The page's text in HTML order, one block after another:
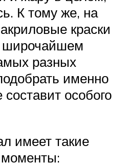
К тому же, на
краски
широчайшем
разных
именно
особого
имеет такие